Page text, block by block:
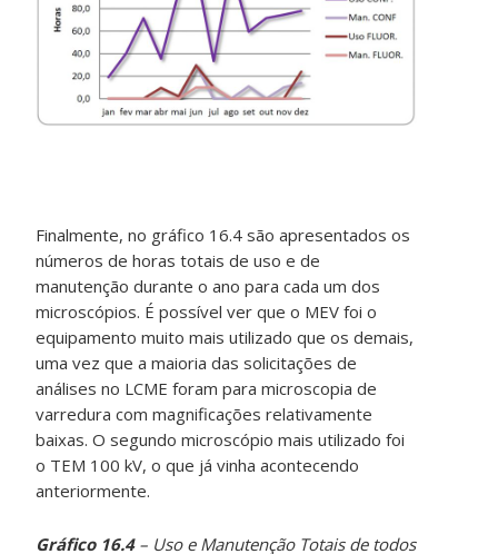
Finalmente, no gráfico 16.4 são apresentados os
números de horas totais de uso e de
manutenção durante o ano para cada um dos
microscópios. É possível ver que o MEV foi o
equipamento muito mais utilizado que os demais,
uma vez que a maioria das solicitações de
análises no LCME foram para microscopia de
varredura com magnificações relativamente
baixas. O segundo microscópio mais utilizado foi
o TEM 100 kV, o que já vinha acontecendo
anteriormente.
Gráfico 16.4– Uso e Manutenção Totais de todos